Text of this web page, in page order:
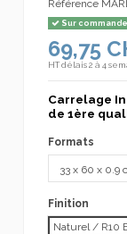
Référence
Sur commande
69,75
HTdélais 2 à 4
Carrelage
de 1ère
Formats
Finition
Naturel / R10